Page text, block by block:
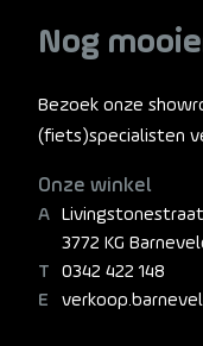
Nog
Bezoek onze
(fiets)specialisten
Onze winkel
3772 KG
0342 422 148